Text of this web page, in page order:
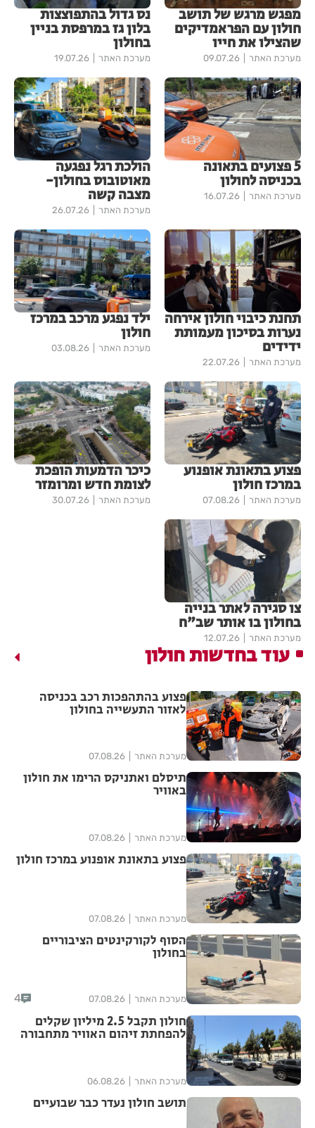
מפגש מרגש של תושב
חולון עם הפראמדיקים
שהצילו את חייו
מערכת האתר 09.07.26
נס גדול בהתפוצצות
בלון גז במרפסת בניין
בחולון
מערכת האתר 19.07.26
5 פצועים בתאונה
בכניסה לחולון
מערכת האתר 16.07.26
הולכת רגל נפגעה
מאוטובוס בחולון-
מצבה קשה
מערכת האתר 26.07.26
תחנת כיבוי חולון אירחה
נערות בסיכון מעמותת
ידידים
מערכת האתר 22.07.26
ילד נפגע מרכב במרכז
חולון
מערכת האתר 03.08.26
פצוע בתאונת אופנוע
במרכז חולון
מערכת האתר 07.08.26
כיכר הדמעות הופכת
לצומת חדש ומרומזר
מערכת האתר 30.07.26
צו סגירה לאתר בנייה
בחולון בו אותר שב"ח
מערכת האתר 12.07.26
עוד בחדשות חולון
פצוע בהתהפכות רכב בכניסה
לאזור התעשייה בחולון
מערכת האתר 07.08.26
תיסלם ואתניקס הרימו את חולון
באוויר
מערכת האתר 07.08.26
פצוע בתאונת אופנוע במרכז חולון
מערכת האתר 07.08.26
הסוף לקורקינטים הציבוריים
בחולון
מערכת האתר 07.08.26
4
חולון תקבל 2.5 מיליון שקלים
להפחתת זיהום האוויר מתחבורה
מערכת האתר 06.08.26
תושב חולון נעדר כבר שבועיים